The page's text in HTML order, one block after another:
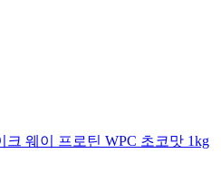
웨이 프로틴 WPC 초코맛 1kg